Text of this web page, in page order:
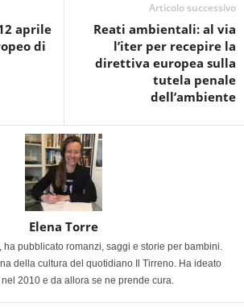
aprile
di
Articolo successivo
Reati ambientali: al via
l’iter per recepire la
direttiva europea sulla
tutela penale
dell’ambiente
Elena Torre
ha pubblicato romanzi, saggi e storie per bambini.
della cultura del quotidiano Il Tirreno. Ha ideato
nel 2010 e da allora se ne prende cura.